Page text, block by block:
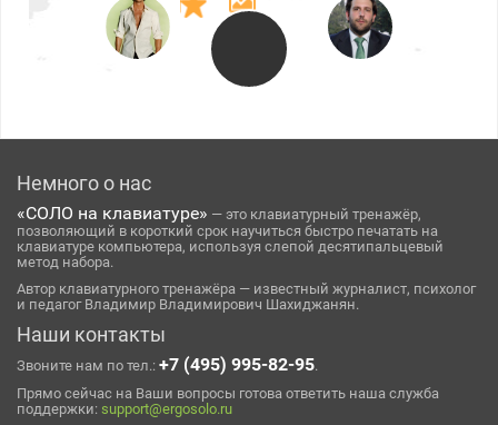
Немного о нас
«СОЛО на клавиатуре» — это клавиатурный тренажёр,
позволяющий в короткий срок научиться быстро печатать на
клавиатуре компьютера, используя слепой десятипальцевый
метод набора.
Автор клавиатурного тренажёра — известный журналист, психолог
и педагог Владимир Владимирович Шахиджанян.
Наши контакты
Звоните нам по тел.: +7 (495) 995-82-95.
Прямо сейчас на Ваши вопросы готова ответить наша служба
поддержки: support@ergosolo.ru